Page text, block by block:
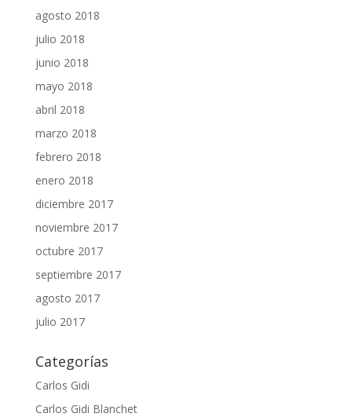
agosto 2018
julio 2018
junio 2018
mayo 2018
abril 2018
marzo 2018
febrero 2018
enero 2018
diciembre 2017
noviembre 2017
octubre 2017
septiembre 2017
agosto 2017
julio 2017
Categorías
Carlos Gidi
Carlos Gidi Blanchet